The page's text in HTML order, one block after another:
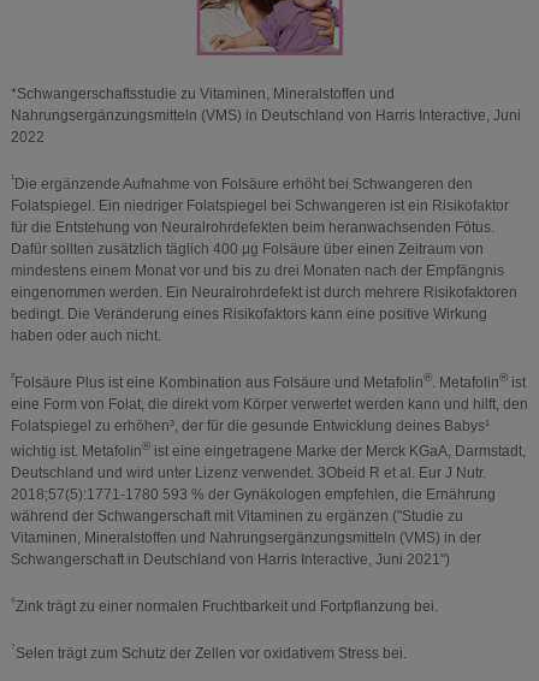
*Schwangerschaftsstudie zu Vitaminen, Mineralstoffen und
Nahrungsergänzungsmitteln (VMS) in Deutschland von Harris Interactive, Juni
2022
¹Die ergänzende Aufnahme von Folsäure erhöht bei Schwangeren den
Folatspiegel. Ein niedriger Folatspiegel bei Schwangeren ist ein Risikofaktor
für die Entstehung von Neuralrohrdefekten beim heranwachsenden Fötus.
Dafür sollten zusätzlich täglich 400 μg Folsäure über einen Zeitraum von
mindestens einem Monat vor und bis zu drei Monaten nach der Empfängnis
eingenommen werden. Ein Neuralrohrdefekt ist durch mehrere Risikofaktoren
bedingt. Die Veränderung eines Risikofaktors kann eine positive Wirkung
haben oder auch nicht.
²Folsäure Plus ist eine Kombination aus Folsäure und Metafolin®. Metafolin®ist
eine Form von Folat, die direkt vom Körper verwertet werden kann und hilft, den
Folatspiegel zu erhöhen³, der für die gesunde Entwicklung deines Babys¹
wichtig ist. Metafolin®ist eine eingetragene Marke der Merck KGaA, Darmstadt,
Deutschland und wird unter Lizenz verwendet. 3Obeid R et al. Eur J Nutr.
2018;57(5):1771-1780 593 % der Gynäkologen empfehlen, die Ernährung
während der Schwangerschaft mit Vitaminen zu ergänzen ("Studie zu
Vitaminen, Mineralstoffen und Nahrungsergänzungsmitteln (VMS) in der
Schwangerschaft in Deutschland von Harris Interactive, Juni 2021")
⁶Zink trägt zu einer normalen Fruchtbarkeit und Fortpflanzung bei.
⁷Selen trägt zum Schutz der Zellen vor oxidativem Stress bei.